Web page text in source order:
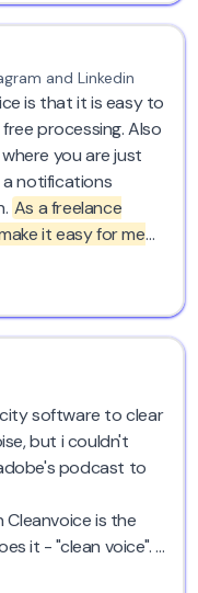
and Linkedin
is that it is easy to
processing. Also
you are just
notifications
As a freelance
it easy for me
at the end it
get their voice overs
software to clear
but i couldn't
podcast to
Cleanvoice is the
it - "clean voice". I